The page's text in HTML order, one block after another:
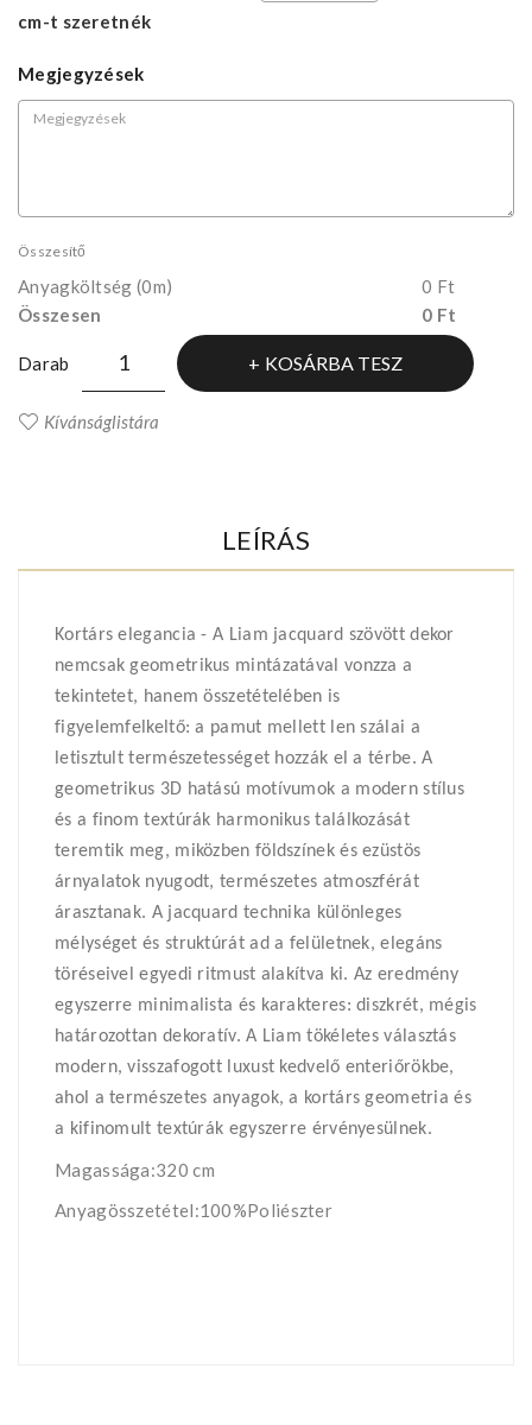
cm-t szeretnék
Megjegyzések
Összesítő
Anyagköltség (0m)
0 Ft
Összesen
0 Ft
Darab KOSÁRBA TESZ
Kívánságlistára
LEÍRÁS
Kortárs elegancia - A Liam jacquard szövött dekor
nemcsak geometrikus mintázatával vonzza a
tekintetet, hanem összetételében is
figyelemfelkeltő: a pamut mellett len szálai a
letisztult természetességet hozzák el a térbe. A
geometrikus 3D hatású motívumok a modern stílus
és a finom textúrák harmonikus találkozását
teremtik meg, miközben földszínek és ezüstös
árnyalatok nyugodt, természetes atmoszférát
árasztanak. A jacquard technika különleges
mélységet és struktúrát ad a felületnek, elegáns
töréseivel egyedi ritmust alakítva ki. Az eredmény
egyszerre minimalista és karakteres: diszkrét, mégis
határozottan dekoratív. A Liam tökéletes választás
modern, visszafogott luxust kedvelő enteriőrökbe,
ahol a természetes anyagok, a kortárs geometria és
a kifinomult textúrák egyszerre érvényesülnek.
Magassága:320 cm
Anyagösszetétel:100%Poliészter